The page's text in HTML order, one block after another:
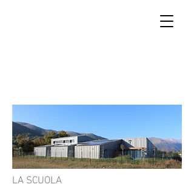
LA SCUOLA